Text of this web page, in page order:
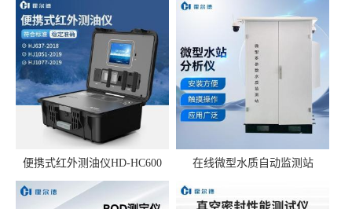
便携式红外测油仪HD-HC600 在线微型水质自动监测站